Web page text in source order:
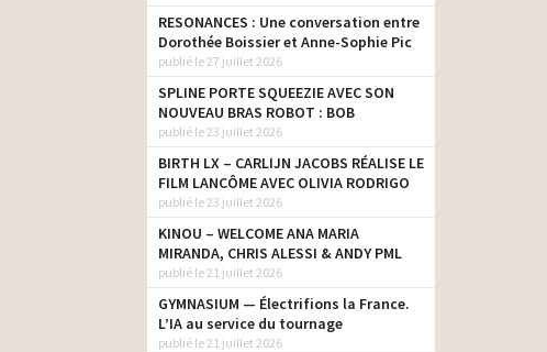
RESONANCES : Une conversation entre
Dorothée Boissier et Anne-Sophie Pic
publié le 27 juillet 2026
SPLINE PORTE SQUEEZIE AVEC SON
NOUVEAU BRAS ROBOT : BOB
publié le 23 juillet 2026
BIRTH LX – CARLIJN JACOBS RÉALISE LE
FILM LANCÔME AVEC OLIVIA RODRIGO
publié le 23 juillet 2026
KINOU – WELCOME ANA MARIA
MIRANDA, CHRIS ALESSI & ANDY PML
publié le 21 juillet 2026
GYMNASIUM — Électrifions la France.
L’IA au service du tournage
publié le 21 juillet 2026